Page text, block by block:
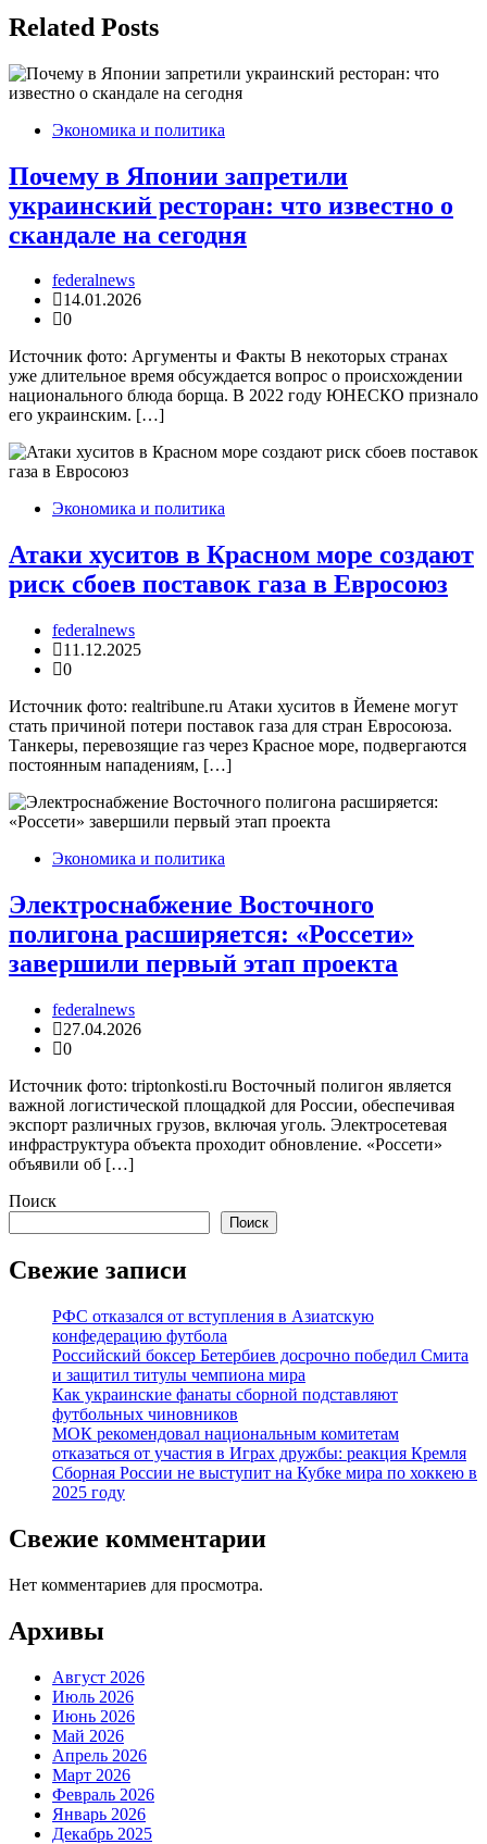
Related Posts
Экономика и политика
Почему в Японии запретили
украинский ресторан: что известно о
скандале на сегодня
federalnews
14.01.2026
0
Источник фото: Аргументы и Факты В некоторых странах
уже длительное время обсуждается вопрос о происхождении
национального блюда борща. В 2022 году ЮНЕСКО признало
его украинским. […]
Экономика и политика
Атаки хуситов в Красном море создают
риск сбоев поставок газа в Евросоюз
federalnews
11.12.2025
0
Источник фото: realtribune.ru Атаки хуситов в Йемене могут
стать причиной потери поставок газа для стран Евросоюза.
Танкеры, перевозящие газ через Красное море, подвергаются
постоянным нападениям, […]
Экономика и политика
Электроснабжение Восточного
полигона расширяется: «Россети»
завершили первый этап проекта
federalnews
27.04.2026
0
Источник фото: triptonkosti.ru Восточный полигон является
важной логистической площадкой для России, обеспечивая
экспорт различных грузов, включая уголь. Электросетевая
инфраструктура объекта проходит обновление. «Россети»
объявили об […]
Поиск
Поиск
Свежие записи
РФС отказался от вступления в Азиатскую
конфедерацию футбола
Российский боксер Бетербиев досрочно победил Смита
и защитил титулы чемпиона мира
Как украинские фанаты сборной подставляют
футбольных чиновников
МОК рекомендовал национальным комитетам
отказаться от участия в Играх дружбы: реакция Кремля
Сборная России не выступит на Кубке мира по хоккею в
2025 году
Свежие комментарии
Нет комментариев для просмотра.
Архивы
Август 2026
Июль 2026
Июнь 2026
Май 2026
Апрель 2026
Март 2026
Февраль 2026
Январь 2026
Декабрь 2025